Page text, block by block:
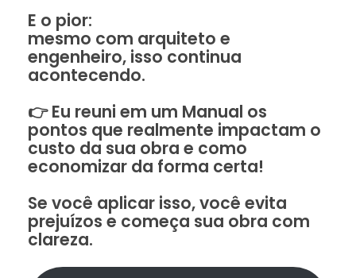
E o pior:
mesmo com arquiteto e
engenheiro, isso continua
acontecendo.
👉 Eu reuni em um Manual os
pontos que realmente impactam o
custo da sua obra e como
economizar da forma certa!
Se você aplicar isso, você evita
prejuízos e começa sua obra com
clareza.